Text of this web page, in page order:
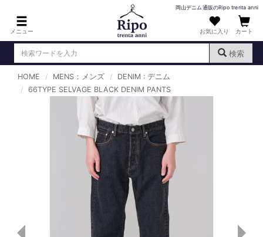
メニュー
岡山デニム通販のRipo trenta anni
お気に入り カート
検索
ログイン （新規会員登録）
DENIM : デニム
PANTS : パンツ
TOPS : トップス
T-SHIRT : Tシャツ
KNIT : ニット
HOME MENS：メンズ
DENIM : デニム
66TYPE SELVAGE BLACK DENIM PANTS